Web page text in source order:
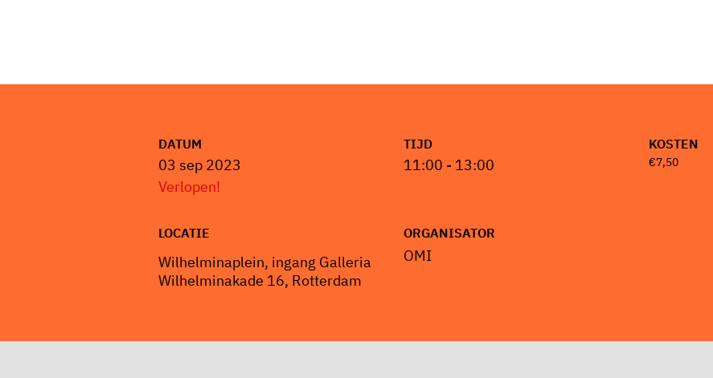
DATUM
03 sep 2023
Verlopen!
TIJD
11:00 - 13:00
KOSTEN
€7,50
LOCATIE
Wilhelminaplein, ingang Galleria
Wilhelminakade 16, Rotterdam
ORGANISATOR
OMI